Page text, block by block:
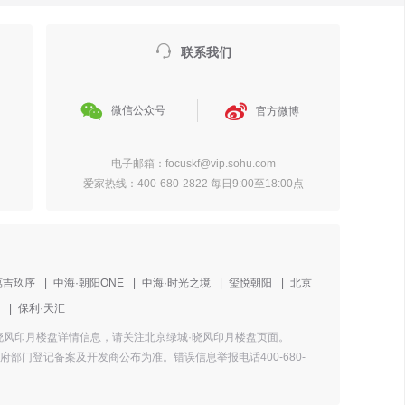
 联系我们
 微信公众号  官方微博
电子邮箱：focuskf@vip.sohu.com
爱家热线：400-680-2822 每日9:00至18:00点
吉玖序 中海·朝阳ONE 中海·时光之境 玺悦朝阳
北京
保利·天汇
月楼盘详情信息，请关注北京绿城·晓风印月楼盘页面。
部门登记备案及开发商公布为准。错误信息举报电话400-680-